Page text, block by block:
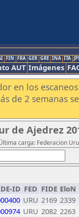
FIN FRA GER GRE INA ITA
AUT Imágenes
en los
de 2 semanas
de Ajedrez
carga: Federacion
ID FED FIDE EloN
URU 2169 2339
URU 2082 2263